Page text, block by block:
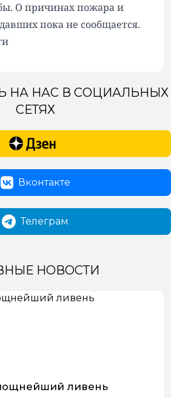
О причинах пожара и
пока не сообщается.
НА НАС В СОЦИАЛЬНЫХ
СЕТЯХ
Вконтакте
Телеграм
НОВОСТИ
ливень